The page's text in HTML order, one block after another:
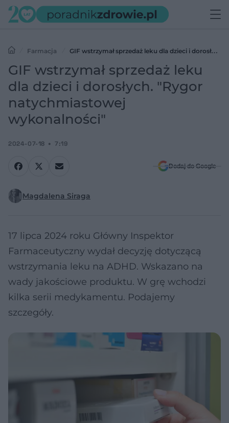
Farmacja
GIF wstrzymał sprzedaż leku dla dzieci i dorosłych.
"Rygor natychmiastowej wykonalności"
GIF wstrzymał sprzedaż leku
dla dzieci i dorosłych. "Rygor
natychmiastowej
wykonalności"
2024-07-18 7:19
Dodaj do Google
Magdalena Siraga
17 lipca 2024 roku Główny Inspektor
Farmaceutyczny wydał decyzję dotyczącą
wstrzymania leku na ADHD. Wskazano na
wady jakościowe produktu. W grę wchodzi
kilka serii medykamentu. Podajemy
szczegóły.